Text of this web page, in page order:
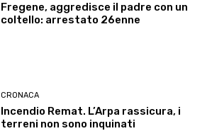
Fregene, aggredisce il padre con un
coltello: arrestato 26enne
CRONACA
Incendio Remat. L’Arpa rassicura, i
terreni non sono inquinati